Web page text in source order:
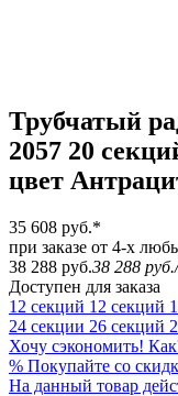
Трубчатый
2057 20
цвет
35 608 руб.*
при заказе от 4-х
38 288 руб.38 288 руб.
Доступен для заказа
12 секций 12 секций
24 секции 26 секций
Хочу сэкономить!
% Покупайте со
На данный товар